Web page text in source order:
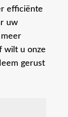
efficiënte
uw
wilt u onze
gerust